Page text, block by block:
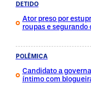
DETIDO
Ator preso por
roupas e
POLÊMICA
Candidato a
íntimo com